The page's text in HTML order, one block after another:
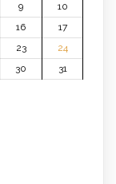
9
10
16
17
23
24
30
31